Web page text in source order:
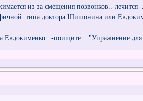
из за смещения позвонков..-лечится
типа доктора Шишонина или
Евдокименко ..-поищите .. "Упражнение